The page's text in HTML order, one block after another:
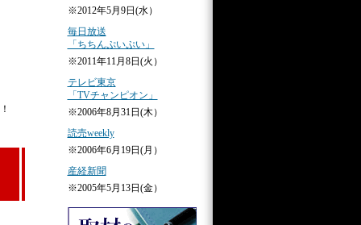
※2012年5月9日(水）
毎日放送
「ちちんぷいぷい」
※2011年11月8日(火）
テレビ東京
「TVチャンピオン」
※2006年8月31日(木）
読売weekly
※2006年6月19日(月）
産経新聞
※2005年5月13日(金）